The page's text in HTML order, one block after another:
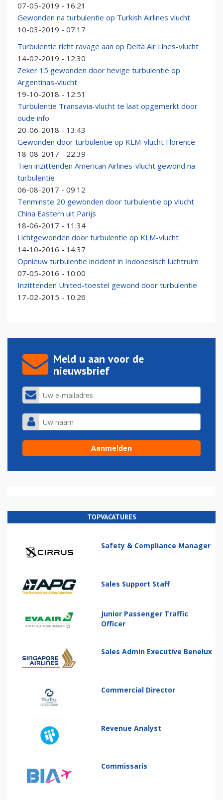
07-05-2019 - 16:21
Gewonden na turbulentie op Turkish Airlines vlucht
10-03-2019 - 07:17
Turbulentie richt ravage aan op Delta Air Lines-vlucht
14-02-2019 - 12:30
Zeker 15 gewonden door hevige turbulentie op
Argentinas-vlucht
19-10-2018 - 12:51
Turbulentie Transavia-vlucht te laat opgemerkt door
oude info
20-06-2018 - 13:43
Gewonden door turbulentie op KLM-vlucht Florence
18-08-2017 - 22:39
Tien inzittenden American Airlines-vlucht gewond na
turbulentie
06-08-2017 - 09:12
Tenminste 20 gewonden door turbulentie op vlucht
China Eastern uit Parijs
18-06-2017 - 11:34
Lichtgewonden door turbulentie op KLM-vlucht
14-10-2016 - 14:37
Opnieuw turbulentie incident in Indonesisch luchtruim
07-05-2016 - 10:00
Inzittenden United-toestel gewond door turbulentie
17-02-2015 - 10:26
Meld u aan voor de
nieuwsbrief
TOPVACATURES
Safety & Compliance Manager
Sales Support Staff
Junior Passenger Traffic
Officer
Sales Admin Executive Benelux
Commercial Director
Revenue Analyst
Commissaris